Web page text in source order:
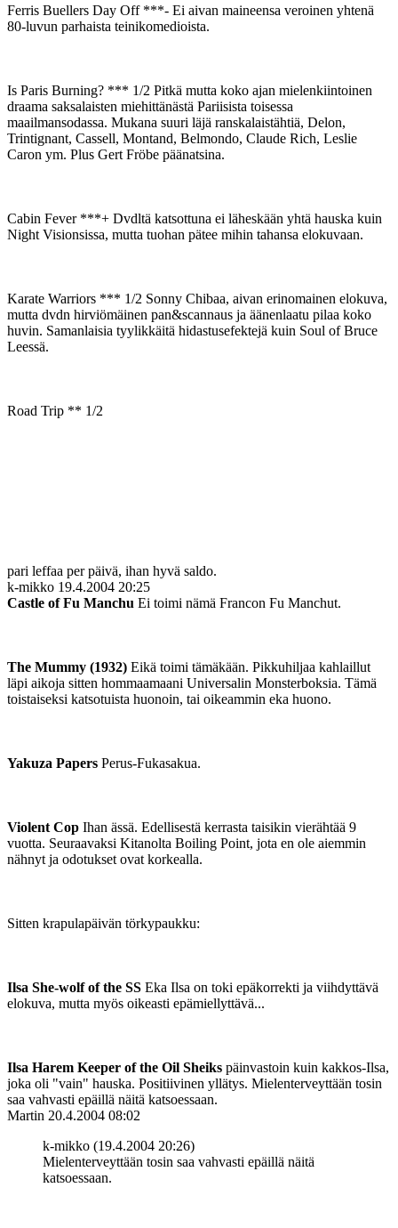
Ferris Buellers Day Off ***- Ei aivan maineensa veroinen yhtenä
80-luvun parhaista teinikomedioista.
Is Paris Burning? *** 1/2 Pitkä mutta koko ajan mielenkiintoinen
draama saksalaisten miehittänästä Pariisista toisessa
maailmansodassa. Mukana suuri läjä ranskalaistähtiä, Delon,
Trintignant, Cassell, Montand, Belmondo, Claude Rich, Leslie
Caron ym. Plus Gert Fröbe päänatsina.
Cabin Fever ***+ Dvdltä katsottuna ei läheskään yhtä hauska kuin
Night Visionsissa, mutta tuohan pätee mihin tahansa elokuvaan.
Karate Warriors *** 1/2 Sonny Chibaa, aivan erinomainen elokuva,
mutta dvdn hirviömäinen pan&scannaus ja äänenlaatu pilaa koko
huvin. Samanlaisia tyylikkäitä hidastusefektejä kuin Soul of Bruce
Leessä.
Road Trip ** 1/2
pari leffaa per päivä, ihan hyvä saldo.
k-mikko 19.4.2004 20:25
Castle of Fu Manchu Ei toimi nämä Francon Fu Manchut.
The Mummy (1932) Eikä toimi tämäkään. Pikkuhiljaa kahlaillut
läpi aikoja sitten hommaamaani Universalin Monsterboksia. Tämä
toistaiseksi katsotuista huonoin, tai oikeammin eka huono.
Yakuza Papers Perus-Fukasakua.
Violent Cop Ihan ässä. Edellisestä kerrasta taisikin vierähtää 9
vuotta. Seuraavaksi Kitanolta Boiling Point, jota en ole aiemmin
nähnyt ja odotukset ovat korkealla.
Sitten krapulapäivän törkypaukku:
Ilsa She-wolf of the SS Eka Ilsa on toki epäkorrekti ja viihdyttävä
elokuva, mutta myös oikeasti epämiellyttävä...
Ilsa Harem Keeper of the Oil Sheiks päinvastoin kuin kakkos-Ilsa,
joka oli "vain" hauska. Positiivinen yllätys. Mielenterveyttään tosin
saa vahvasti epäillä näitä katsoessaan.
Martin 20.4.2004 08:02
k-mikko (19.4.2004 20:26)
Mielenterveyttään tosin saa vahvasti epäillä näitä
katsoessaan.